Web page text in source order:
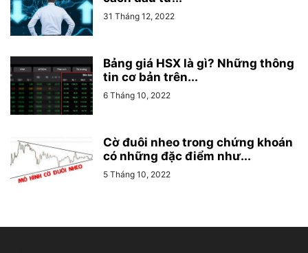
31 Tháng 12, 2022
Bảng giá HSX là gì? Những thông
tin cơ bản trên...
6 Tháng 10, 2022
Cờ đuôi nheo trong chứng khoán
có những đặc điểm như...
5 Tháng 10, 2022